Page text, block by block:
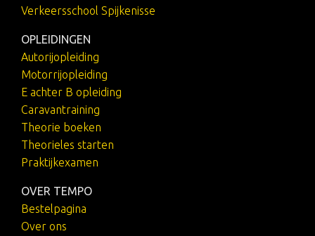
Verkeersschool Spijkenisse
OPLEIDINGEN
Autorijopleiding
Motorrijopleiding
E achter B opleiding
Caravantraining
Theorie boeken
Theorieles starten
Praktijkexamen
OVER TEMPO
Bestelpagina
Over ons